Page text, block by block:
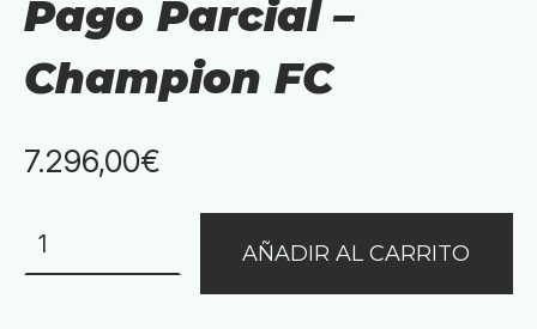
Pago Parcial –
Champion FC
7.296,00€
Parcial
-
AÑADIR AL CARRITO